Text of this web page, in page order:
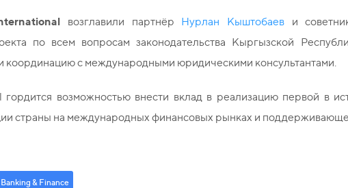
возглавили партнёр Нурлан Кыштобаеви
по всем вопросам законодательства Кыргызской
координацию с международными юридическими консультантами.
гордится возможностью внести вклад в реализацию первой в
страны на международных финансовых рынках и
Banking & Finance